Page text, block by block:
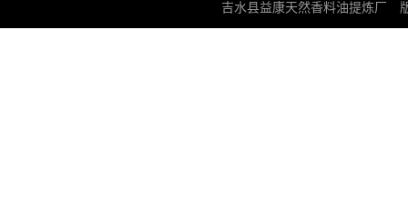
吉水县益康天然香料油提炼厂